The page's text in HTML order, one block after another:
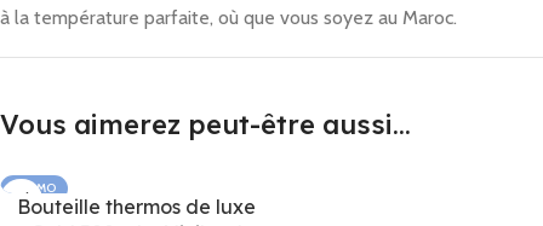
à la température parfaite, où que vous soyez au Maroc.
Vous aimerez peut-être aussi…
PROMO
Bouteille thermos de luxe